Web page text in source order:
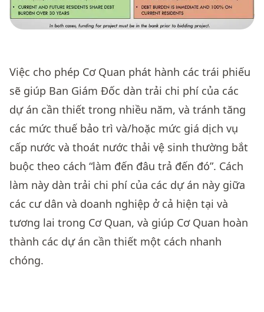
Việc cho phép Cơ Quan phát hành các trái phiếu
sẽ giúp Ban Giám Đốc dàn trải chi phí của các
dự án cần thiết trong nhiều năm, và tránh tăng
các mức thuế bảo trì và/hoặc mức giá dịch vụ
cấp nước và thoát nước thải vệ sinh thường bắt
buộc theo cách “làm đến đâu trả đến đó”. Cách
làm này dàn trải chi phí của các dự án này giữa
các cư dân và doanh nghiệp ở cả hiện tại và
tương lai trong Cơ Quan, và giúp Cơ Quan hoàn
thành các dự án cần thiết một cách nhanh
chóng.